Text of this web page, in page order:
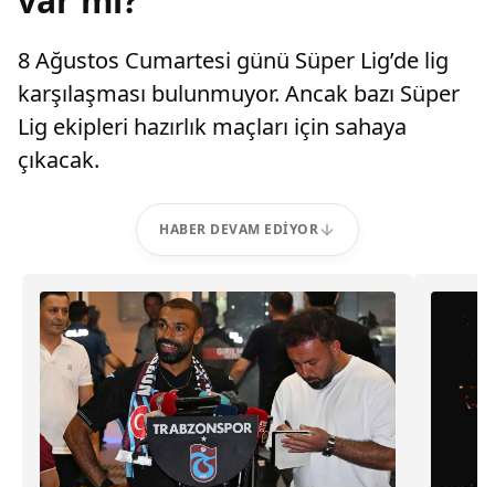
8 Ağustos Cumartesi günü Süper Lig’de lig
karşılaşması bulunmuyor. Ancak bazı Süper
Lig ekipleri hazırlık maçları için sahaya
çıkacak.
HABER DEVAM EDIYOR